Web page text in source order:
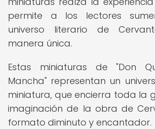
permite a los lectores
universo literario de
manera única.
Estas miniaturas de "Don
Mancha" representan un
miniatura, que encierra toda la
imaginación de la obra de
formato diminuto y encantador.